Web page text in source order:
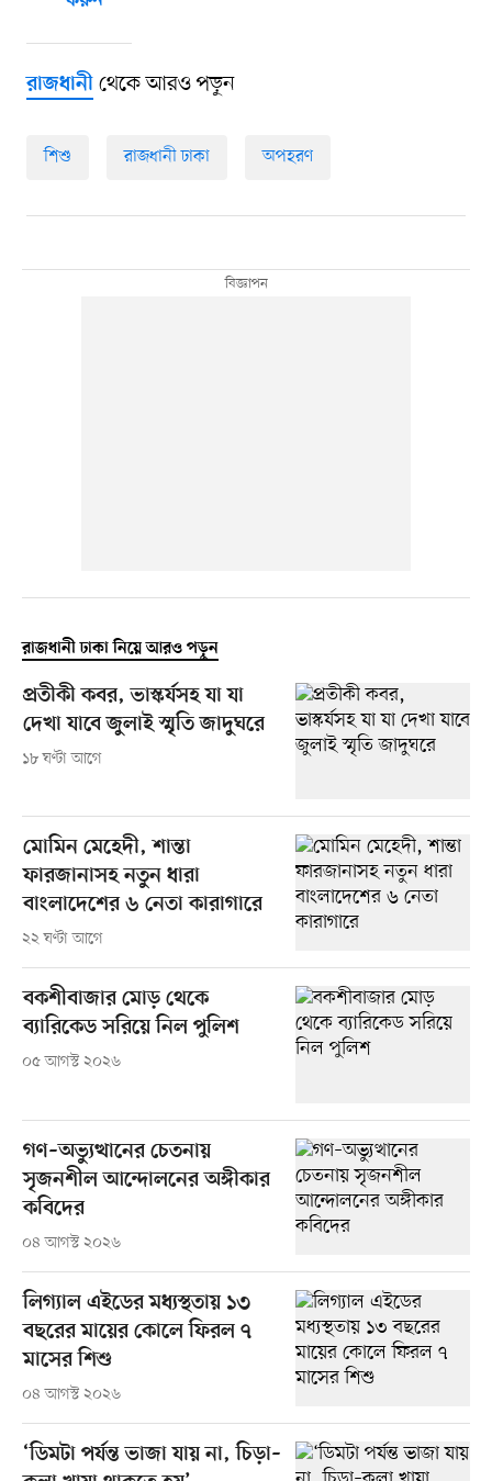
রাজধানীথেকে আরও পড়ুন
শিশু রাজধানী ঢাকা অপহরণ
রাজধানী ঢাকা নিয়ে আরও পড়ুন
প্রতীকী কবর, ভাস্কর্যসহ যা যা
দেখা যাবে জুলাই স্মৃতি জাদুঘরে
১৮ ঘণ্টা আগে
মোমিন মেহেদী, শান্তা
ফারজানাসহ নতুন ধারা
বাংলাদেশের ৬ নেতা কারাগারে
২২ ঘণ্টা আগে
বকশীবাজার মোড় থেকে
ব্যারিকেড সরিয়ে নিল পুলিশ
০৫ আগস্ট ২০২৬
গণ–অভ্যুত্থানের চেতনায়
সৃজনশীল আন্দোলনের অঙ্গীকার
কবিদের
০৪ আগস্ট ২০২৬
লিগ্যাল এইডের মধ্যস্থতায় ১৩
বছরের মায়ের কোলে ফিরল ৭
মাসের শিশু
০৪ আগস্ট ২০২৬
‘ডিমটা পর্যন্ত ভাজা যায় না, চিড়া–